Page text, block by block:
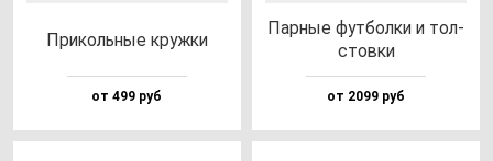
При­коль­ные круж­ки
от 499 руб
Пар­ные фут­бол­ки и тол­
стов­ки
от 2099 руб